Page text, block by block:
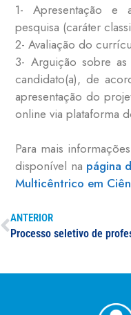
1- Apresentação
pesquisa (caráter
2- Avaliação do
3- Arguição sobre as
candidato(a), de
apresentação do
online via plataforma
Para mais
disponível na página
Multicêntrico em
ANTERIOR